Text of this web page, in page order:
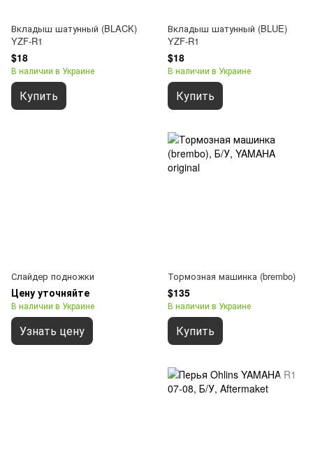
Вкладыш шатунный (BLACK)
YZF-R1
$18
В наличии в Украине
Купить
Вкладыш шатунный (BLUE)
YZF-R1
$18
В наличии в Украине
Купить
Слайдер подножки
Цену уточняйте
В наличии в Украине
Узнать цену
Тормозная машинка (brembo)
$135
В наличии в Украине
Купить